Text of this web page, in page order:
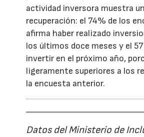
actividad inversora muestra
recuperación: el 74% de los
afirma haber realizado
los últimos doce meses y el
invertir en el próximo año,
ligeramente superiores a los
la encuesta anterior.
Datos del Ministerio de